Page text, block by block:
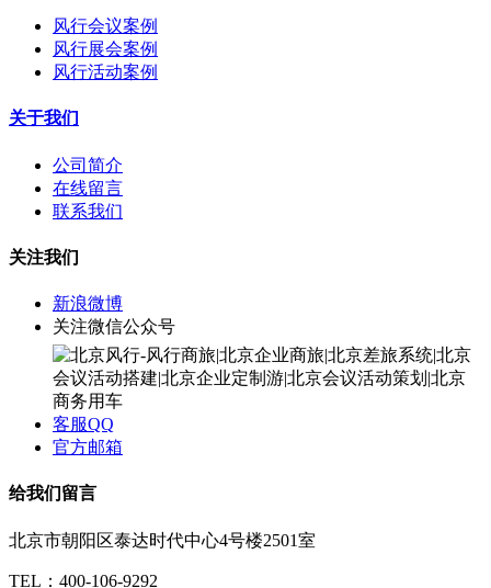
风行会议案例
风行展会案例
风行活动案例
关于我们
公司简介
在线留言
联系我们
关注我们
新浪微博
关注微信公众号
客服QQ
官方邮箱
给我们留言
北京市朝阳区泰达时代中心4号楼2501室
TEL：400-106-9292